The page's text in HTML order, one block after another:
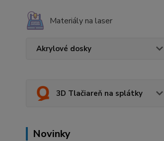
Materiály na laser
Akrylové dosky
3D Tlačiareň na splátky
Novinky